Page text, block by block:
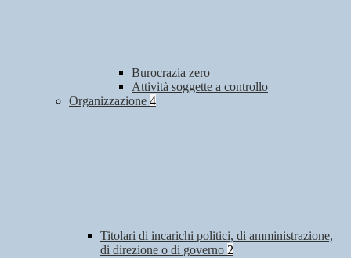
Burocrazia zero
Attività soggette a controllo
Organizzazione 4
Titolari di incarichi politici, di amministrazione,
di direzione o di governo 2